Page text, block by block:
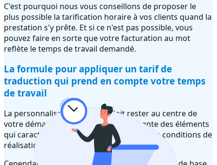
C'est pourquoi nous vous conseillons de proposer le
plus possible la tarification horaire à vos clients quand la
prestation s'y prête. Et si ce n'est pas possible, vous
pouvez faire en sorte que votre facturation au mot
reflète le temps de travail demandé.
La formule pour appliquer un tarif de
traduction qui prend en compte votre temps
de travail
La personnalisation du devis doit rester au centre de
votre démarche et le tarif est la résultante des éléments
qui caractérisent la demande ainsi que vos conditions de
réalisation.